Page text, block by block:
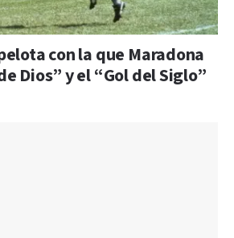
con la que Maradona
Dios” y el “Gol del Siglo”